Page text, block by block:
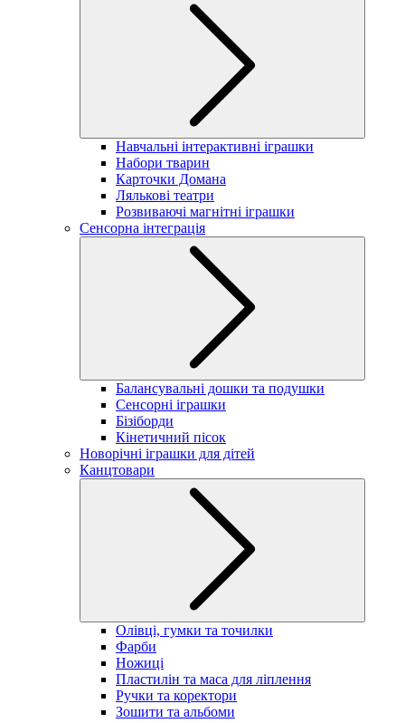
Навчальні інтерактивні іграшки
Набори тварин
Карточки Домана
Лялькові театри
Розвиваючі магнітні іграшки
Сенсорна інтеграція
Балансувальні дошки та подушки
Сенсорні іграшки
Бізіборди
Кінетичний пісок
Новорічні іграшки для дітей
Канцтовари
Олівці, гумки та точилки
Фарби
Ножиці
Пластилін та маса для ліплення
Ручки та коректори
Зошити та альбоми